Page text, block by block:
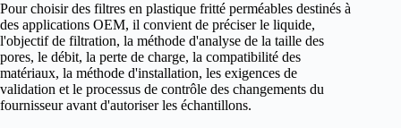
Pour choisir des filtres en plastique fritté perméables destinés à
des applications OEM, il convient de préciser le liquide,
l'objectif de filtration, la méthode d'analyse de la taille des
pores, le débit, la perte de charge, la compatibilité des
matériaux, la méthode d'installation, les exigences de
validation et le processus de contrôle des changements du
fournisseur avant d'autoriser les échantillons.